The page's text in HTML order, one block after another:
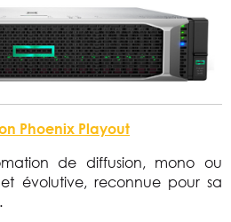
Phoenix Playout
de diffusion, mono ou
évolutive, reconnue pour sa